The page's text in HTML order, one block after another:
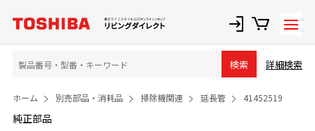
検索 詳細検索
ホーム 別売部品・消耗品 掃除機関連 延長管 41452519
純正部品